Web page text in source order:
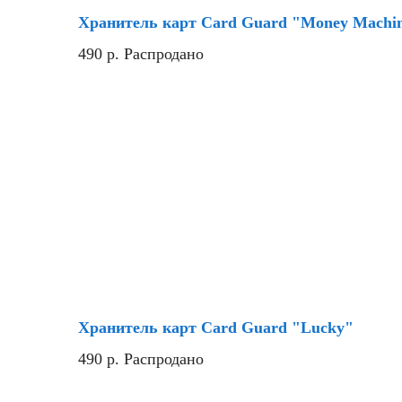
Хранитель карт Card Guard "Money
490 р. Распродано
Хранитель карт Card Guard "Lucky"
490 р. Распродано